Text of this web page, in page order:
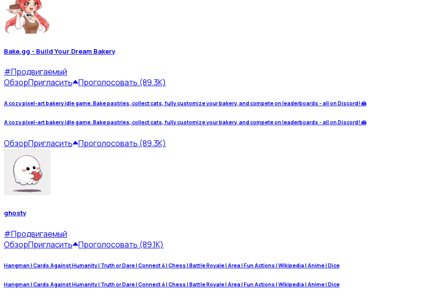
Bake.gg - Build Your Dream Bakery
#Продвигаемый
ОбзорПригласить Проголосовать (89.3K)
A cozy pixel-art bakery idle game. Bake pastries, collect cats, fully customize your bakery, and compete on leaderboards - all on Discord! 🍰
A cozy pixel-art bakery idle game. Bake pastries, collect cats, fully customize your bakery, and compete on leaderboards - all on Discord! 🍰
ОбзорПригласить Проголосовать (89.3K)
ghosty
#Продвигаемый
ОбзорПригласить Проголосовать (89.1K)
Hangman | Cards Against Humanity | Truth or Dare | Connect 4 | Chess | Battle Royale | Area | Fun Actions | Wikipedia | Anime | Dice
Hangman | Cards Against Humanity | Truth or Dare | Connect 4 | Chess | Battle Royale | Area | Fun Actions | Wikipedia | Anime | Dice